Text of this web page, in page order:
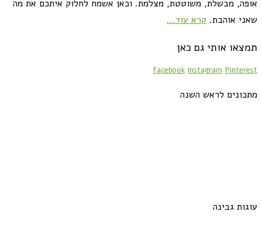
אופה, מבשלת, משוטטת, מצלמת. וכאן אשמח לחלוק איתכם את מה
שאני אוהבת. קרא עוד...
תמצאו אותי גם כאן
Facebook Instagram Pinterest
מתכונים לראש השנה
עוגות גבינה